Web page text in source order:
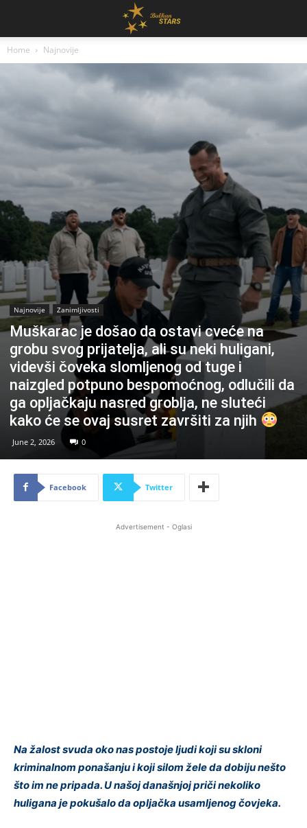
Home Najnovije
Najnovije Zanimljivosti
Muškarac je došao da ostavi cveće na
grobu svog prijatelja, ali su neki huligani,
videvši čoveka slomljenog od tuge i
naizgled potpuno bespomoćnog, odlučili da
ga opljačkaju nasred groblja, ne sluteći
kako će se ovaj susret završiti za njih
June 2, 2026 0
Facebook Twitter
Advertisement - Oglasi
Na žalost svuda oko nas postoje ljudi koji su skloni
kriminalnom ponašanju i koji silom žele da dobiju nešto
što im ne pripada. U našoj današnjoj priči nekoliko
huligana je pokušalo da opljačka usamljenog čovjeka.